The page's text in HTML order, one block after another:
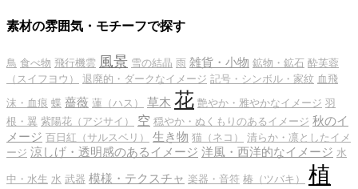
素材の雰囲気・モチーフで探す
鳥 食べ物 飛行機雲 風景 雪の結晶 雨 雑貨・小物 鉱物・鉱石 酔芙蓉
（スイフヨウ）
退廃的・ダークなイメージ 記号・シンボル・家紋 血飛
沫・血痕 蝶 薔薇 蓮（ハス） 草木 花 艶やか・雅やかなイメージ 羽
根・翼 紫陽花（アジサイ） 空 穏やか・ぬくもりのあるイメージ 秋のイ
メージ 百日紅（サルスベリ） 生き物 猫（ネコ）
清らか・凛としたイメ
ージ 涼しげ・透明感のあるイメージ 洋風・西洋的なイメージ 水
中・水生 水 武器 模様・テクスチャ 楽器・音符 椿（ツバキ）
植